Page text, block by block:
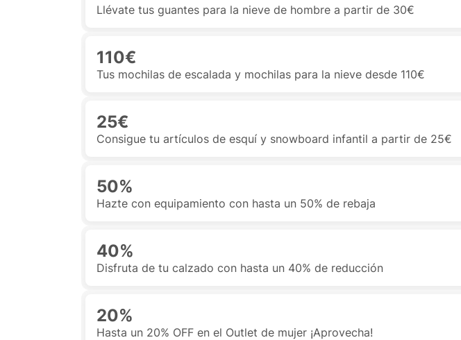
Llévate tus guantes para la nieve de hombre a partir de 30€
110€
Tus mochilas de escalada y mochilas para la nieve desde 110€
25€
Consigue tu artículos de esquí y snowboard infantil a partir de 25€
50%
Hazte con equipamiento con hasta un 50% de rebaja
40%
Disfruta de tu calzado con hasta un 40% de reducción
20%
Hasta un 20% OFF en el Outlet de mujer ¡Aprovecha!